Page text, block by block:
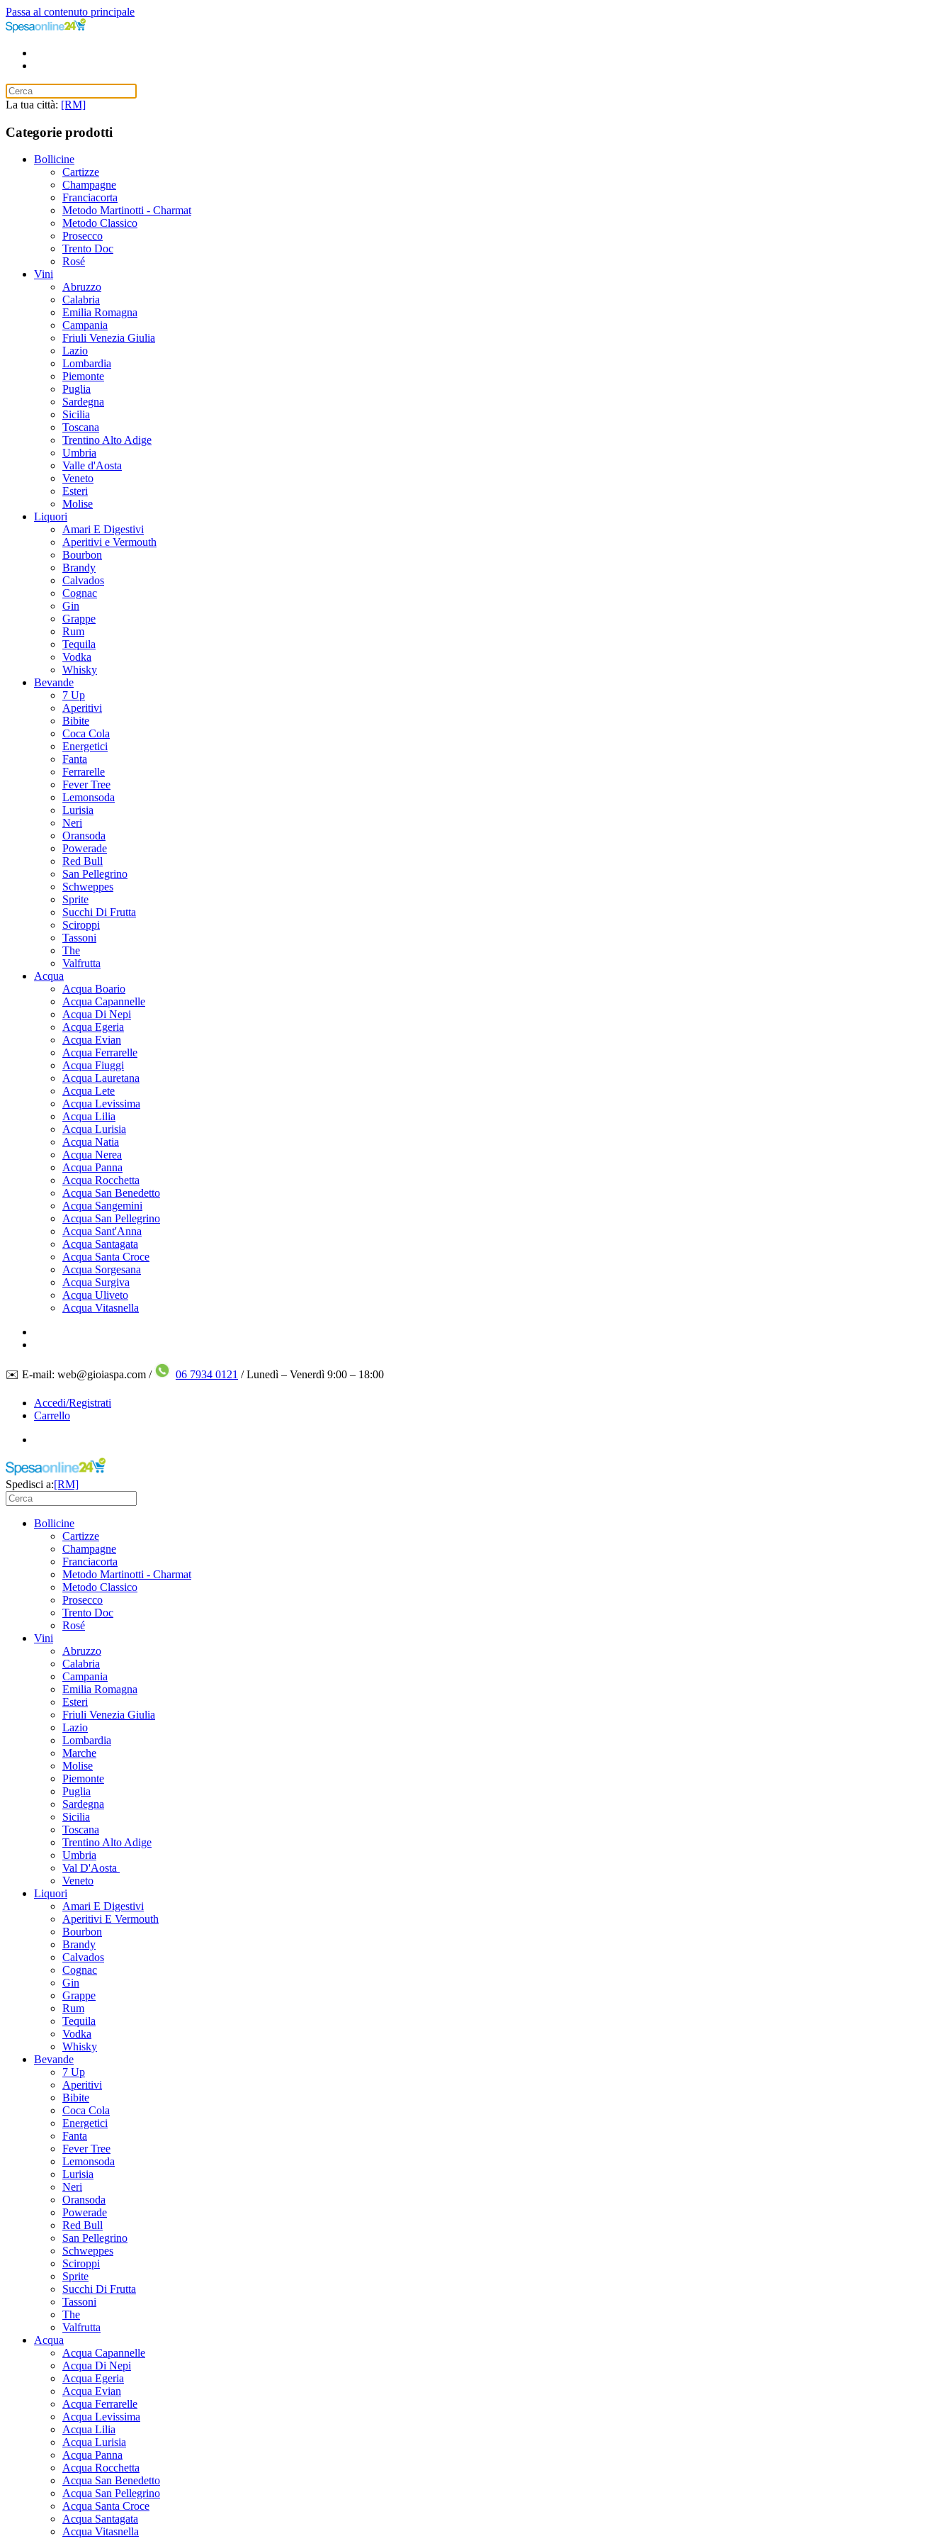
Passa al contenuto principale
La tua città: [RM]
Categorie prodotti
Bollicine
Cartizze
Champagne
Franciacorta
Metodo Martinotti - Charmat
Metodo Classico
Prosecco
Trento Doc
Rosé
Vini
Abruzzo
Calabria
Emilia Romagna
Campania
Friuli Venezia Giulia
Lazio
Lombardia
Piemonte
Puglia
Sardegna
Sicilia
Toscana
Trentino Alto Adige
Umbria
Valle d'Aosta
Veneto
Esteri
Molise
Liquori
Amari E Digestivi
Aperitivi e Vermouth
Bourbon
Brandy
Calvados
Cognac
Gin
Grappe
Rum
Tequila
Vodka
Whisky
Bevande
7 Up
Aperitivi
Bibite
Coca Cola
Energetici
Fanta
Ferrarelle
Fever Tree
Lemonsoda
Lurisia
Neri
Oransoda
Powerade
Red Bull
San Pellegrino
Schweppes
Sprite
Succhi Di Frutta
Sciroppi
Tassoni
The
Valfrutta
Acqua
Acqua Boario
Acqua Capannelle
Acqua Di Nepi
Acqua Egeria
Acqua Evian
Acqua Ferrarelle
Acqua Fiuggi
Acqua Lauretana
Acqua Lete
Acqua Levissima
Acqua Lilia
Acqua Lurisia
Acqua Natia
Acqua Nerea
Acqua Panna
Acqua Rocchetta
Acqua San Benedetto
Acqua Sangemini
Acqua San Pellegrino
Acqua Sant'Anna
Acqua Santagata
Acqua Santa Croce
Acqua Sorgesana
Acqua Surgiva
Acqua Uliveto
Acqua Vitasnella
✉️ E-mail: web@gioiaspa.com / 06 7934 0121 / Lunedì – Venerdì 9:00 – 18:00
Accedi/Registrati
Carrello
Spedisci a:[RM]
Bollicine
Cartizze
Champagne
Franciacorta
Metodo Martinotti - Charmat
Metodo Classico
Prosecco
Trento Doc
Rosé
Vini
Abruzzo
Calabria
Campania
Emilia Romagna
Esteri
Friuli Venezia Giulia
Lazio
Lombardia
Marche
Molise
Piemonte
Puglia
Sardegna
Sicilia
Toscana
Trentino Alto Adige
Umbria
Val D'Aosta
Veneto
Liquori
Amari E Digestivi
Aperitivi E Vermouth
Bourbon
Brandy
Calvados
Cognac
Gin
Grappe
Rum
Tequila
Vodka
Whisky
Bevande
7 Up
Aperitivi
Bibite
Coca Cola
Energetici
Fanta
Fever Tree
Lemonsoda
Lurisia
Neri
Oransoda
Powerade
Red Bull
San Pellegrino
Schweppes
Sciroppi
Sprite
Succhi Di Frutta
Tassoni
The
Valfrutta
Acqua
Acqua Capannelle
Acqua Di Nepi
Acqua Egeria
Acqua Evian
Acqua Ferrarelle
Acqua Levissima
Acqua Lilia
Acqua Lurisia
Acqua Panna
Acqua Rocchetta
Acqua San Benedetto
Acqua San Pellegrino
Acqua Santa Croce
Acqua Santagata
Acqua Vitasnella